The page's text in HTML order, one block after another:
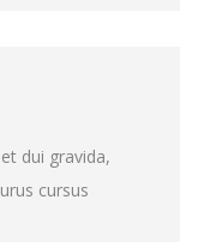
dui gravida,
cursus